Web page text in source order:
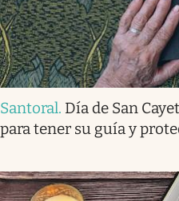
Santoral. Día de San
para tener su guía y